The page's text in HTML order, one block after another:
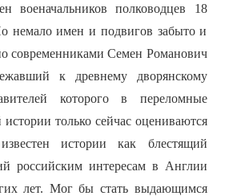
военачальников полководцев 18
немало имен и подвигов забыто и
современниками Семен Романович
к древнему дворянскому
которого в переломные
только сейчас оцениваются
истории как блестящий
российским интересам в Англии
лет. Мог бы стать выдающимся